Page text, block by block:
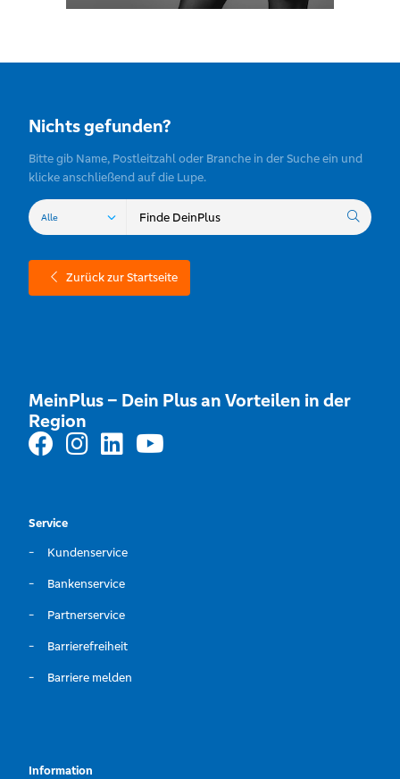
Nichts gefunden?
Bitte gib Name, Postleitzahl oder Branche in der Suche ein und
klicke anschließend auf die Lupe.
Zurück zur Startseite
MeinPlus – Dein Plus an Vorteilen in der
Region
Service
Kundenservice
Bankenservice
Partnerservice
Barrierefreiheit
Barriere melden
Information